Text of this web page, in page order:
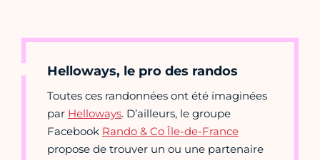
Helloways, le pro des randos
Toutes ces randonnées ont été imaginées
par Helloways. D’ailleurs, le groupe
Facebook Rando & Co Île-de-France
propose de trouver un ou une partenaire